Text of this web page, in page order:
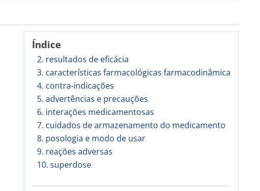
Índice
2. resultados de eficácia
3. características farmacológicas farmacodinâmica
4. contra-indicações
5. advertências e precauções
6. interações medicamentosas
7. cuidados de armazenamento do medicamento
8. posologia e modo de usar
9. reações adversas
10. superdose